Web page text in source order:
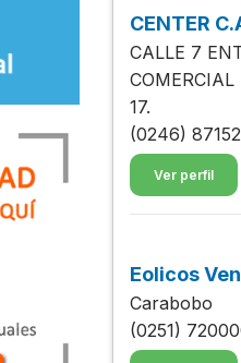
CENTER
CALLE 7
17.
(0246)
Ver perfil
Eolicos
Carabobo
(0251)